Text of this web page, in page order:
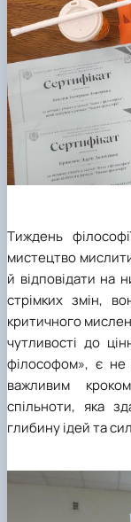
Тиждень
мистецтво
й відповідати на
стрімких змін,
критичного
чутливості до
філософом», є не
важливим
спільноти, яка
глибину ідей та